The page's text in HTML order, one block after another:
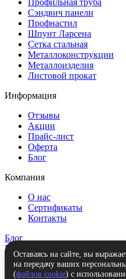
Профильная труба
Сэндвич панели
Профнастил
Шпунт Ларсена
Сетка стальная
Металлоконструкции
Металлоизделия
Листовой прокат
Информация
Отзывы
Акции
Прайс-лист
Оферта
Блог
Компания
О нас
Сертификаты
Контакты
Блог
Контакты
Заказать звонок
Оставаясь на сайте, вы
на передачу ваших
(файлов cookie) с